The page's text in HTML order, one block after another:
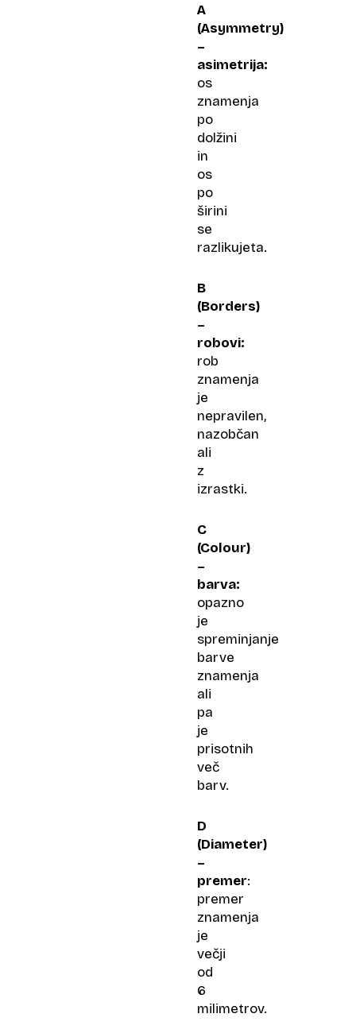
A
(Asymmetry)
–
asimetrija:
os
znamenja
po
dolžini
in
os
po
širini
se
razlikujeta.
B
(Borders)
–
robovi:
rob
znamenja
je
nepravilen,
nazobčan
ali
z
izrastki.
C
(Colour)
–
barva:
opazno
je
spreminjanje
barve
znamenja
ali
pa
je
prisotnih
več
barv.
D
(Diameter)
–
premer:
premer
znamenja
je
večji
od
6
milimetrov.